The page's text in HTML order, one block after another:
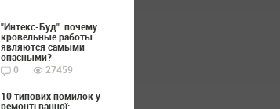
"Интекс-Буд": почему
кровельные работы
являются самыми
опасными?
0
27459
10 типових помилок у
ремонті ванної: